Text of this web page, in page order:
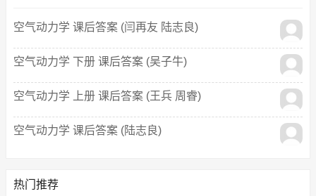
空气动力学 课后答案 (闫再友 陆志良)
空气动力学 下册 课后答案 (吴子牛)
空气动力学 上册 课后答案 (王兵 周睿)
空气动力学 课后答案 (陆志良)
热门推荐